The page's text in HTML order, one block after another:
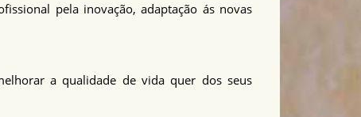
pela inovação, adaptação ás novas
a qualidade de vida quer dos seus